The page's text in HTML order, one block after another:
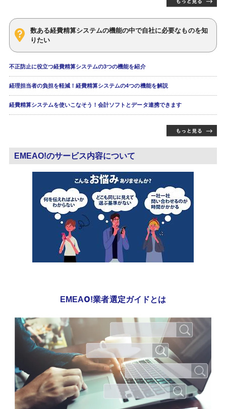
数ある経費精算システムの機能の中で自社に必要なものを知
りたい
不正防止に役立つ経費精算システムの3つの機能を紹介
経理担当者の負担を軽減！経費精算システムの4つの機能を解説
経費精算システムを使いこなそう！会計ソフトとデータ連携できます
EMEAO!のサービス内容について
EMEAO!業者選定ガイドとは